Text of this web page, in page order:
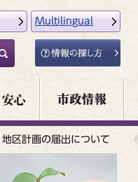
Multilingual
地区計画の届出について